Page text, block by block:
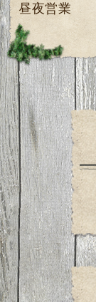
昼夜営業